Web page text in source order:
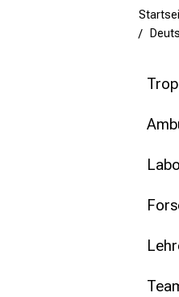
Pflegewissenschaft
unverbindlich und